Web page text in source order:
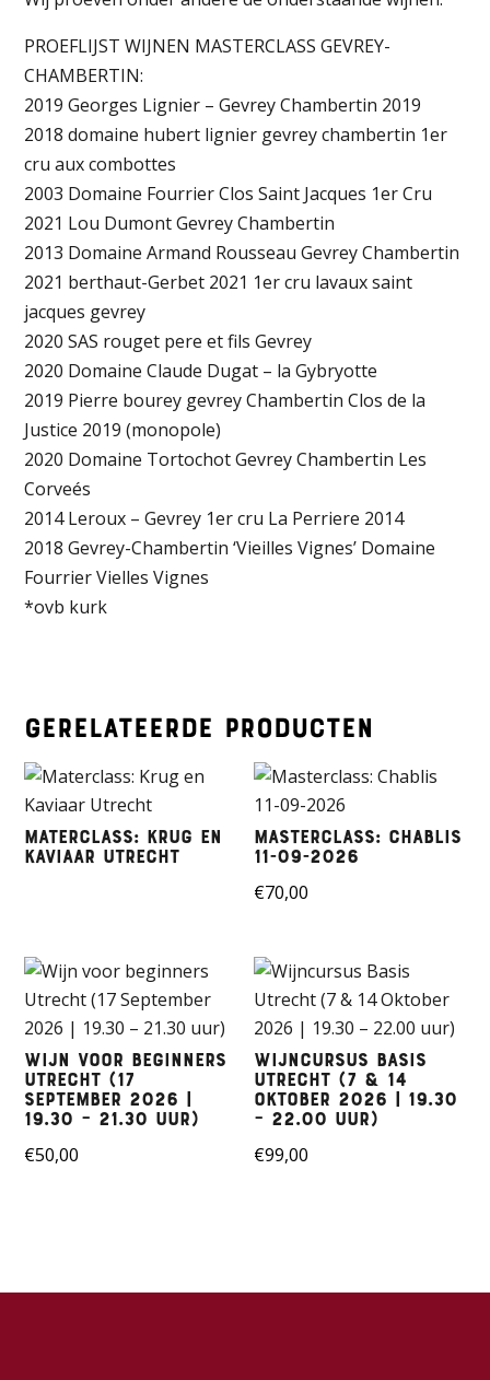
PROEFLIJST WIJNEN MASTERCLASS GEVREY-
CHAMBERTIN:
2019 Georges Lignier – Gevrey Chambertin 2019
2018 domaine hubert lignier gevrey chambertin 1er
cru aux combottes
2003 Domaine Fourrier Clos Saint Jacques 1er Cru
2021 Lou Dumont Gevrey Chambertin
2013 Domaine Armand Rousseau Gevrey Chambertin
2021 berthaut-Gerbet 2021 1er cru lavaux saint
jacques gevrey
2020 SAS rouget pere et fils Gevrey
2020 Domaine Claude Dugat – la Gybryotte
2019 Pierre bourey gevrey Chambertin Clos de la
Justice 2019 (monopole)
2020 Domaine Tortochot Gevrey Chambertin Les
Corveés
2014 Leroux – Gevrey 1er cru La Perriere 2014
2018 Gevrey-Chambertin ‘Vieilles Vignes’ Domaine
Fourrier Vielles Vignes
*ovb kurk
Gerelateerde producten
Materclass: Krug en
Kaviaar Utrecht
Masterclass: Chablis
11-09-2026
€70,00
Wijn voor beginners
Utrecht (17
September 2026 |
19.30 – 21.30 uur)
€50,00
Wijncursus Basis
Utrecht (7 & 14
Oktober 2026 | 19.30
– 22.00 uur)
€99,00